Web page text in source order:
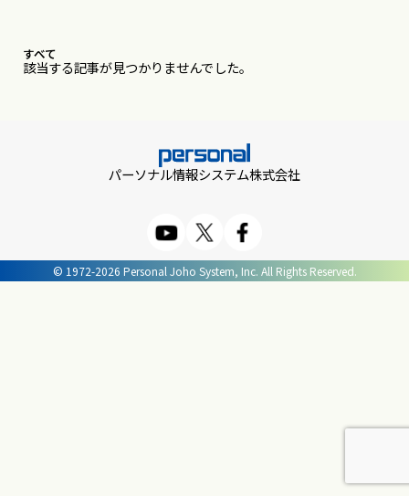
すべて
該当する記事が見つかりませんでした。
パーソナル情報システム株式会社
© 1972-2026 Personal Joho System, Inc. All Rights Reserved.